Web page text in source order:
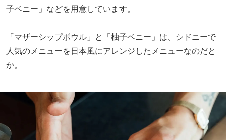
子ベニー」などを用意しています。
「マザーシップボウル」と「柚子ベニー」は、シドニーで
人気のメニューを日本風にアレンジしたメニューなのだと
か。